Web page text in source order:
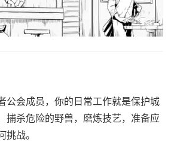
公会成员，你的日常工作就是保护城
杀危险的野兽，磨炼技艺，准备应
战。